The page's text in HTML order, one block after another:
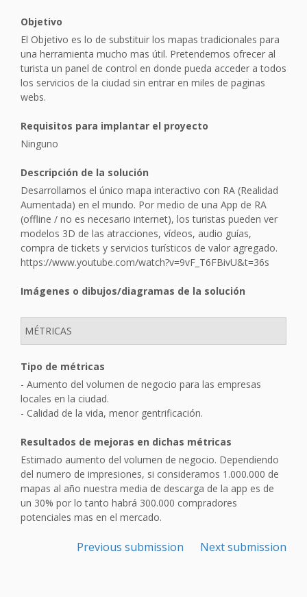
Objetivo
El Objetivo es lo de substituir los mapas tradicionales para
una herramienta mucho mas útil. Pretendemos ofrecer al
turista un panel de control en donde pueda acceder a todos
los servicios de la ciudad sin entrar en miles de paginas
webs.
Requisitos para implantar el proyecto
Ninguno
Descripción de la solución
Desarrollamos el único mapa interactivo con RA (Realidad
Aumentada) en el mundo. Por medio de una App de RA
(offline / no es necesario internet), los turistas pueden ver
modelos 3D de las atracciones, vídeos, audio guías,
compra de tickets y servicios turísticos de valor agregado.
https://www.youtube.com/watch?v=9vF_T6FBivU&t=36s
Imágenes o dibujos/diagramas de la solución
MÉTRICAS
Tipo de métricas
- Aumento del volumen de negocio para las empresas
locales en la ciudad.
- Calidad de la vida, menor gentrificación.
Resultados de mejoras en dichas métricas
Estimado aumento del volumen de negocio. Dependiendo
del numero de impresiones, si consideramos 1.000.000 de
mapas al año nuestra media de descarga de la app es de
un 30% por lo tanto habrá 300.000 compradores
potenciales mas en el mercado.
Previous submission Next submission